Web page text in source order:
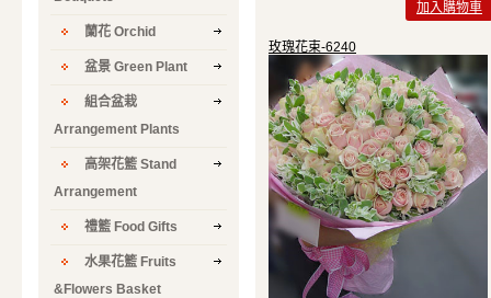
蘭花 Orchid
盆景 Green Plant
組合盆栽
Arrangement Plants
高架花籃 Stand
Arrangement
禮籃 Food Gifts
水果花籃 Fruits
&Flowers Basket
加入購物車
玫瑰花束-6240